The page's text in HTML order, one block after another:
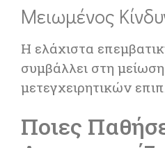
Μειωμένος
Η ελάχιστα
συμβάλλει στη
μετεγχειρητικών
Ποιες